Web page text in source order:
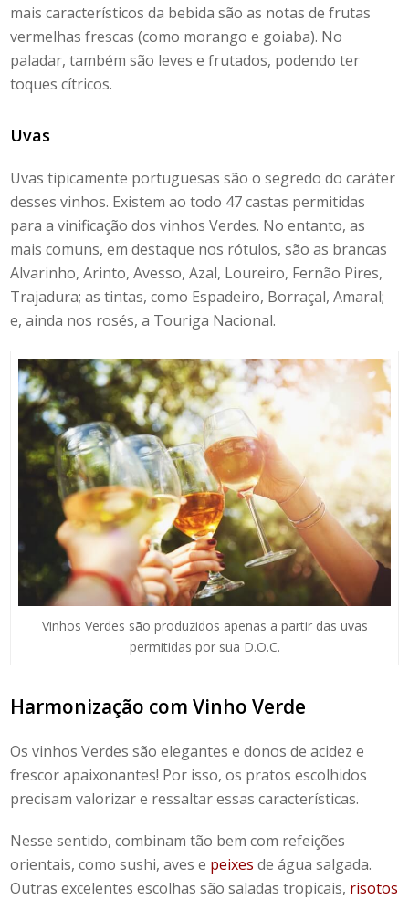
mais característicos da bebida são as notas de frutas
vermelhas frescas (como morango e goiaba). No
paladar, também são leves e frutados, podendo ter
toques cítricos.
Uvas
Uvas tipicamente portuguesas são o segredo do caráter
desses vinhos. Existem ao todo 47 castas permitidas
para a vinificação dos vinhos Verdes. No entanto, as
mais comuns, em destaque nos rótulos, são as brancas
Alvarinho, Arinto, Avesso, Azal, Loureiro, Fernão Pires,
Trajadura; as tintas, como Espadeiro, Borraçal, Amaral;
e, ainda nos rosés, a Touriga Nacional.
Vinhos Verdes são produzidos apenas a partir das uvas
permitidas por sua D.O.C.
Harmonização com Vinho Verde
Os vinhos Verdes são elegantes e donos de acidez e
frescor apaixonantes! Por isso,os pratos escolhidos
precisam valorizar e ressaltar essas características.
Nesse sentido, combinam tão bem com refeições
orientais, como sushi, aves e peixes de água salgada.
Outras excelentes escolhas são saladas tropicais, risotos